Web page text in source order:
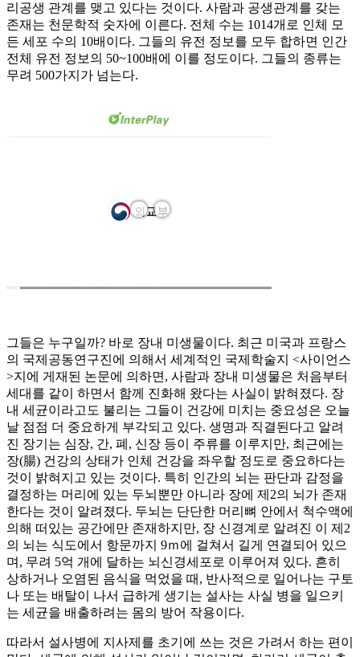
리공생 관계를 맺고 있다는 것이다. 사람과 공생관계를 갖는
존재는 천문학적 숫자에 이른다. 전체 수는 1014개로 인체 모
든 세포 수의 10배이다. 그들의 유전 정보를 모두 합하면 인간
전체 유전 정보의 50~100배에 이를 정도이다. 그들의 종류는
무려 500가지가 넘는다.
그들은 누구일까? 바로 장내 미생물이다. 최근 미국과 프랑스
의 국제공동연구진에 의해서 세계적인 국제학술지 <사이언스
>지에 게재된 논문에 의하면, 사람과 장내 미생물은 처음부터
세대를 같이 하면서 함께 진화해 왔다는 사실이 밝혀졌다. 장
내 세균이라고도 불리는 그들이 건강에 미치는 중요성은 오늘
날 점점 더 중요하게 부각되고 있다. 생명과 직결된다고 알려
진 장기는 심장, 간, 폐, 신장 등이 주류를 이루지만, 최근에는
장(腸) 건강의 상태가 인체 건강을 좌우할 정도로 중요하다는
것이 밝혀지고 있는 것이다. 특히 인간의 뇌는 판단과 감정을
결정하는 머리에 있는 두뇌뿐만 아니라 장에 제2의 뇌가 존재
한다는 것이 알려졌다. 두뇌는 단단한 머리뼈 안에서 척수액에
의해 떠있는 공간에만 존재하지만, 장 신경계로 알려진 이 제2
의 뇌는 식도에서 항문까지 9ｍ에 걸쳐서 길게 연결되어 있으
며, 무려 5억 개에 달하는 뇌신경세포로 이루어져 있다. 흔히
상하거나 오염된 음식을 먹었을 때, 반사적으로 일어나는 구토
나 또는 배탈이 나서 급하게 생기는 설사는 사실 병을 일으키
는 세균을 배출하려는 몸의 방어 작용이다.
따라서 설사병에 지사제를 초기에 쓰는 것은 가려서 하는 편이